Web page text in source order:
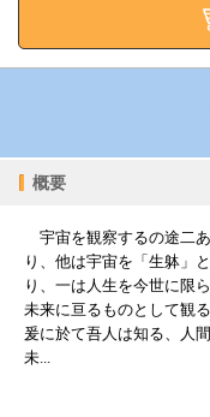
概要
宇宙を観察するの途二
り、他は宇宙を「生躰」
り、一は人生を今世に限
未来に亘るものとして観る
爰に於て吾人は知る、人
未...